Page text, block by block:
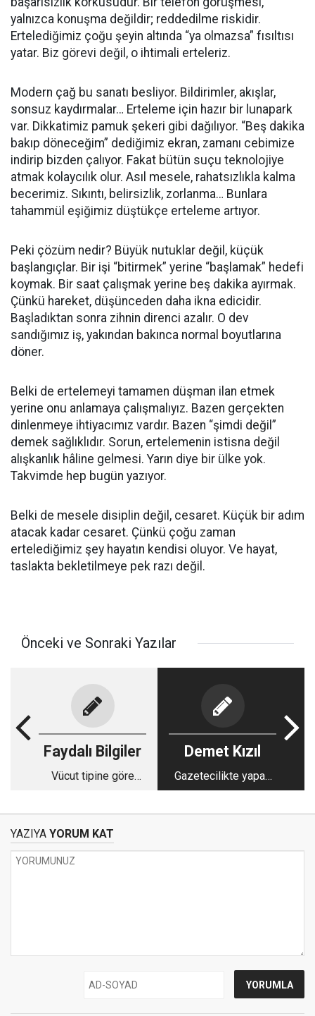
yalnızca konuşma değildir; reddedilme riskidir.
Ertelediğimiz çoğu şeyin altında “ya olmazsa” fısıltısı
yatar. Biz görevi değil, o ihtimali erteleriz.
Modern çağ bu sanatı besliyor. Bildirimler, akışlar,
sonsuz kaydırmalar… Erteleme için hazır bir lunapark
var. Dikkatimiz pamuk şekeri gibi dağılıyor. “Beş dakika
bakıp döneceğim” dediğimiz ekran, zamanı cebimize
indirip bizden çalıyor. Fakat bütün suçu teknolojiye
atmak kolaycılık olur. Asıl mesele, rahatsızlıkla kalma
becerimiz. Sıkıntı, belirsizlik, zorlanma… Bunlara
tahammül eşiğimiz düştükçe erteleme artıyor.
Peki çözüm nedir? Büyük nutuklar değil, küçük
başlangıçlar. Bir işi “bitirmek” yerine “başlamak” hedefi
koymak. Bir saat çalışmak yerine beş dakika ayırmak.
Çünkü hareket, düşünceden daha ikna edicidir.
Başladıktan sonra zihnin direnci azalır. O dev
sandığımız iş, yakından bakınca normal boyutlarına
döner.
Belki de ertelemeyi tamamen düşman ilan etmek
yerine onu anlamaya çalışmalıyız. Bazen gerçekten
dinlenmeye ihtiyacımız vardır. Bazen “şimdi değil”
demek sağlıklıdır. Sorun, ertelemenin istisna değil
alışkanlık hâline gelmesi. Yarın diye bir ülke yok.
Takvimde hep bugün yazıyor.
Belki de mesele disiplin değil, cesaret. Küçük bir adım
atacak kadar cesaret. Çünkü çoğu zaman
ertelediğimiz şey hayatın kendisi oluyor. Ve hayat,
taslakta bekletilmeye pek razı değil.
Önceki ve Sonraki Yazılar
Faydalı Bilgiler
Vücut tipine göre
doğru etki
Demet Kızıl
Gazetecilikte yapay
zeka dönemi
YAZIYA YORUM KAT